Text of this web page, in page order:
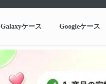
Galaxyケース Googleケース